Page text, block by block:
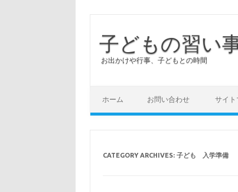
子どもの習い
お出かけや行事、子どもとの時間
ホーム お問い合わせ サイト
CATEGORY ARCHIVES: 子ども 入学準備